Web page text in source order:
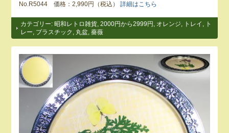
No.R5044 価格：2,990円（税込）詳細はこちら
カテゴリー: 昭和レトロ雑貨 ,2000円から2999円 オレンジ トレイ
ト
レー
プラスチック 丸盆 ,薔薇